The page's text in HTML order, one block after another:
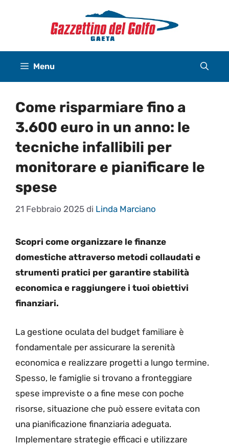
Menu
Come risparmiare fino a
3.600 euro in un anno: le
tecniche infallibili per
monitorare e pianificare le
spese
21 Febbraio 2025 di Linda Marciano
Scopri come organizzare le finanze
domestiche attraverso metodi collaudati e
strumenti pratici per garantire stabilità
economica e raggiungere i tuoi obiettivi
finanziari.
La gestione oculata del budget familiare è
fondamentale per assicurare la serenità
economica e realizzare progetti a lungo termine.
Spesso, le famiglie si trovano a fronteggiare
spese impreviste o a fine mese con poche
risorse, situazione che può essere evitata con
una pianificazione finanziaria adeguata.
Implementare strategie efficaci e utilizzare